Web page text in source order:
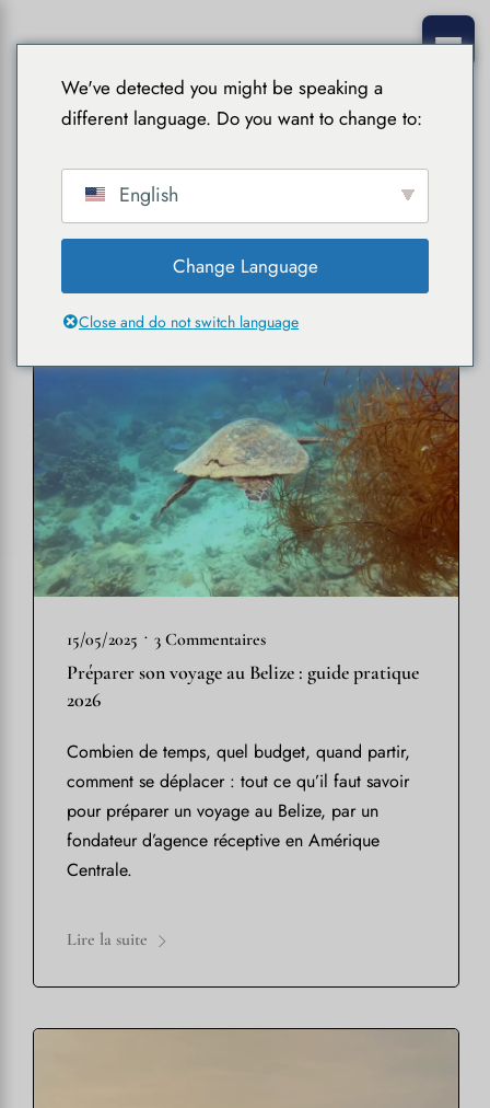
mai 2025
15/05/2025 • 3 Commentaires
Préparer son voyage au Belize : guide pratique
2026
Combien de temps, quel budget, quand partir,
comment se déplacer : tout ce qu’il faut savoir
pour préparer un voyage au Belize, par un
fondateur d’agence réceptive en Amérique
Centrale.
Lire la suite
We've detected you might be speaking a
different language. Do you want to change to:
English
Change Language
Close and do not switch language